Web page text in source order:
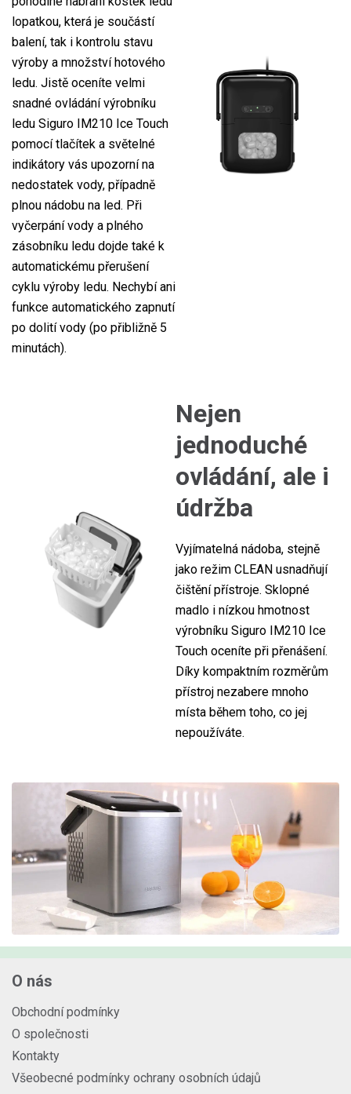
lopatkou, která je součástí
balení, tak i kontrolu stavu
výroby a množství hotového
ledu. Jistě oceníte velmi
snadné ovládání výrobníku
ledu Siguro IM210 Ice Touch
pomocí tlačítek a světelné
indikátory vás upozorní na
nedostatek vody, případně
plnou nádobu na led. Při
vyčerpání vody a plného
zásobníku ledu dojde také k
automatickému přerušení
cyklu výroby ledu. Nechybí ani
funkce automatického zapnutí
po dolití vody (po přibližně 5
minutách).
Nejen
jednoduché
ovládání, ale i
údržba
Vyjímatelná nádoba, stejně
jako režim CLEAN usnadňují
čištění přístroje. Sklopné
madlo i nízkou hmotnost
výrobníku Siguro IM210 Ice
Touch oceníte při přenášení.
Díky kompaktním rozměrům
přístroj nezabere mnoho
místa během toho, co jej
nepoužíváte.
O nás
Obchodní podmínky
O společnosti
Kontakty
Všeobecné podmínky ochrany osobních údajů